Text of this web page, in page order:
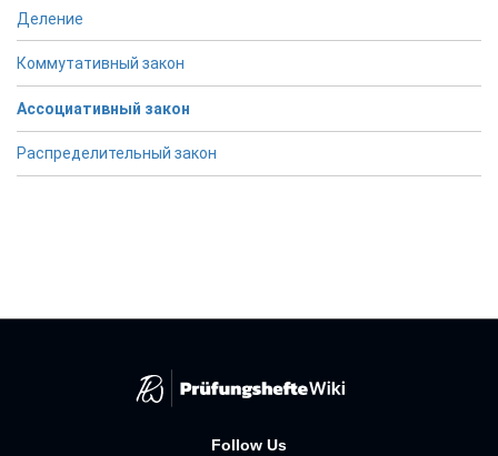
Деление
Коммутативный закон
Ассоциативный закон
Распределительный закон
Follow Us